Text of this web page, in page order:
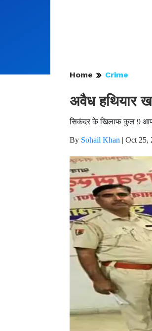
Home Crime
अवैध हथियार
सिकंदर के खिलाफ कुल 9
By Sohail Khan | Oct 25,